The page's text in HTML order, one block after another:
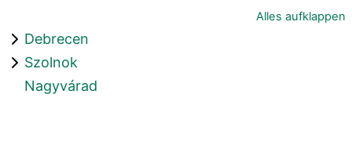
Alles aufklappen
Debrecen
Szolnok
Nagyvárad